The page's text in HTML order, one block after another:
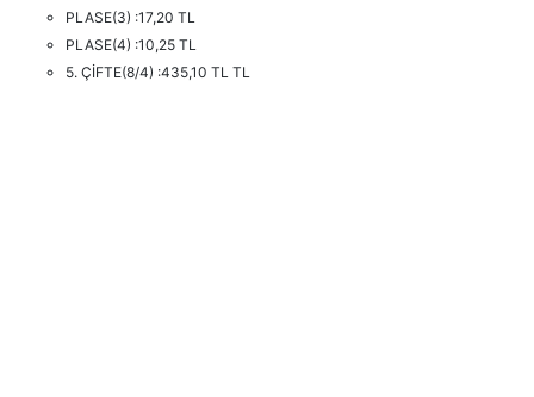
PLASE(3) :17,20 TL
PLASE(4) :10,25 TL
5. ÇİFTE(8/4) :435,10 TL TL